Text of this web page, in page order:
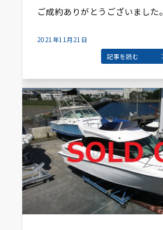
ご成約ありがとうございました。
2021年11月21日
記事を読む